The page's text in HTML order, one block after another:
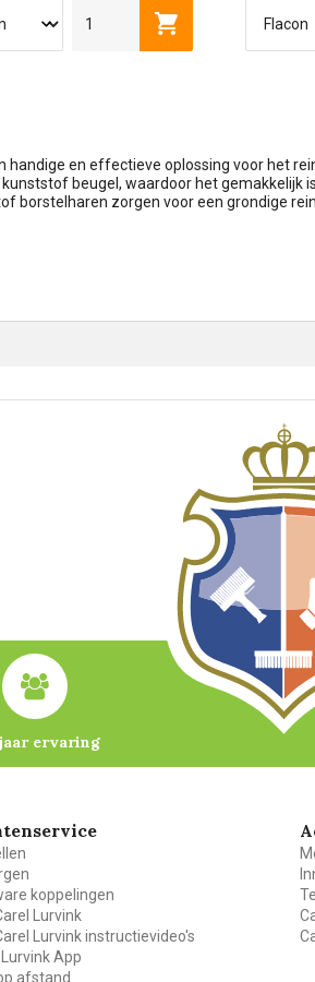
LITER 4,5 LITER Toevoegen aan
handige en effectieve oplossing voor het
beugel, waardoor het gemakkelijk
borstelharen zorgen voor een grondige
ervaring
koppelingen
Lurvink
Lurvink instructievideo's
App
afstand